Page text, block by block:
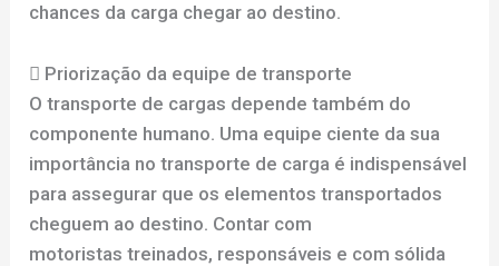
chances da carga chegar ao destino.
 Priorização da equipe de transporte
O transporte de cargas depende também do
componente humano. Uma equipe ciente da sua
importância no transporte de carga é indispensável
para assegurar que os elementos transportados
cheguem ao destino. Contar com
motoristas treinados, responsáveis e com sólida